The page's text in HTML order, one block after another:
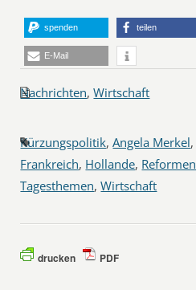
spenden teilen
E-Mail
Nachrichten,Wirtschaft
Kürzungspolitik,Angela Merkel,
Frankreich, Hollande, Reformen
Tagesthemen,Wirtschaft
drucken PDF